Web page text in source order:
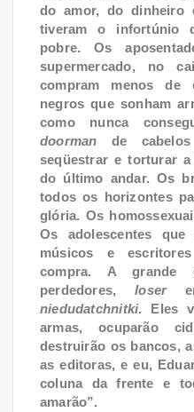
do amor, do dinheiro
tiveram o infortúnio
pobre. Os
supermercado, no
compram menos de
negros que sonham
como nunca
doorman de
seqüestrar e torturar
do último andar. Os
todos os horizontes
glória. Os
Os adolescentes
músicos e
compra. A
perdedores,loser
niedudatchnitki. Eles
armas, ocuparão
destruirão os bancos,
as editoras, e eu,
coluna da frente e
amarão”.